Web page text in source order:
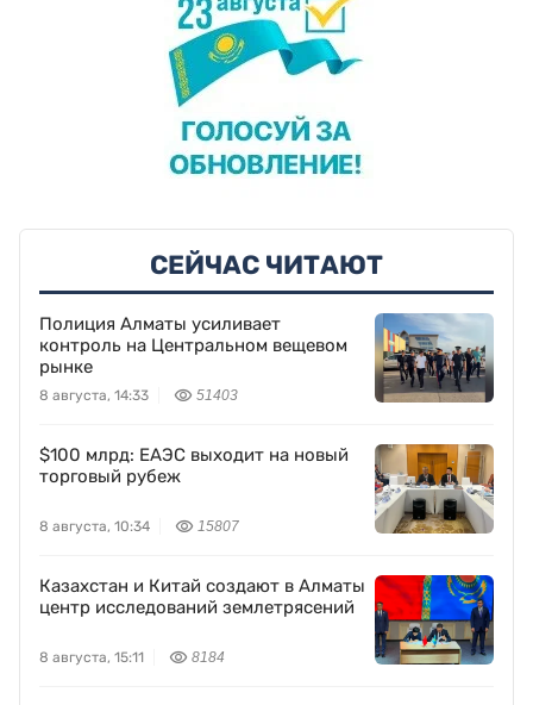
СЕЙЧАС ЧИТАЮТ
Полиция Алматы усиливает
контроль на Центральном вещевом
рынке
8 августа, 14:33 51403
$100 млрд: ЕАЭС выходит на новый
торговый рубеж
8 августа, 10:34 15807
Казахстан и Китай создают в Алматы
центр исследований землетрясений
8 августа, 15:11 8184